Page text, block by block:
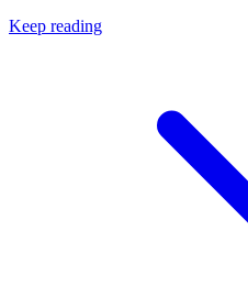
Keep reading